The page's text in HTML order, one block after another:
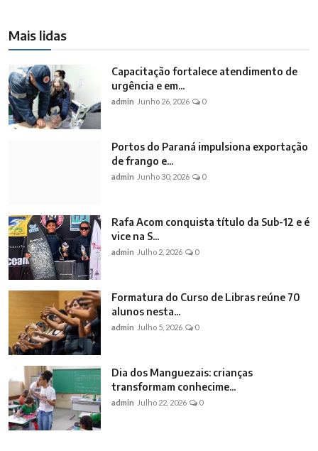
Mais lidas
Capacitação fortalece atendimento de
urgência e em...
admin Junho 26, 2026 0
Portos do Paraná impulsiona exportação
de frango e...
admin Junho 30, 2026 0
Rafa Acom conquista título da Sub-12 e é
vice na S...
admin Julho 2, 2026 0
Formatura do Curso de Libras reúne 70
alunos nesta...
admin Julho 5, 2026 0
Dia dos Manguezais: crianças
transformam conhecime...
admin Julho 22, 2026 0